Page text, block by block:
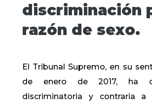
discriminación
razón de sexo.
El Tribunal Supremo, en su
de enero de 2017, ha
discriminatoria y contraria a